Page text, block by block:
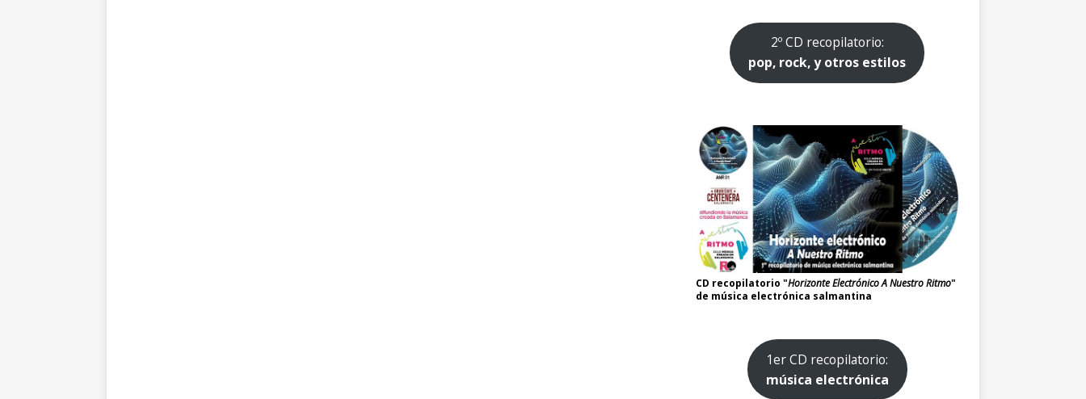
2º CD recopilatorio:
pop, rock, y otros estilos
CD recopilatorio "Horizonte Electrónico A Nuestro Ritmo"
de música electrónica salmantina
1er CD recopilatorio:
música electrónica